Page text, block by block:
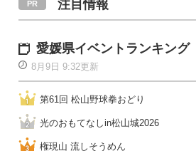
注目情報
愛媛県イベントランキング
8月9日 9:32更新
第61回 松山野球拳おどり
光のおもてなしin松山城2026
権現山 流しそうめん